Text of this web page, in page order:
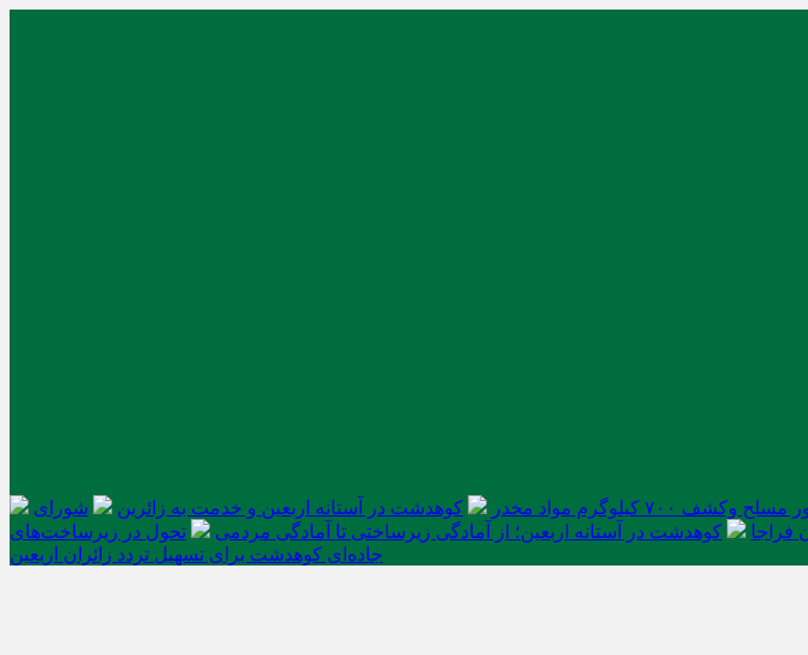
۷۰۰ کیلوگرم مواد مخدر کوهدشت در آستانه اربعین و خدمت‌ به زائرین
شورای
فراجا کوهدشت در آستانه اربعین؛ از آمادگی زیرساختی تا آمادگی مردمی
تحول در زیرساخت‌های
جاده‌ای کوهدشت برای تسهیل تردد زائران اربعین